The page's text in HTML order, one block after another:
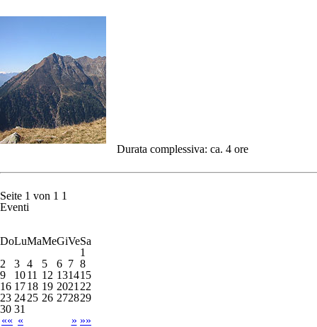
Durata complessiva: ca. 4 ore
Seite 1 von 1 1
Eventi
DoLuMaMeGiVeSa
1
2
3 4 5 6 7 8
9
1011 12 131415
16 1718 19 2021 22
23 2425 26 272829
30 31
«« « » »»